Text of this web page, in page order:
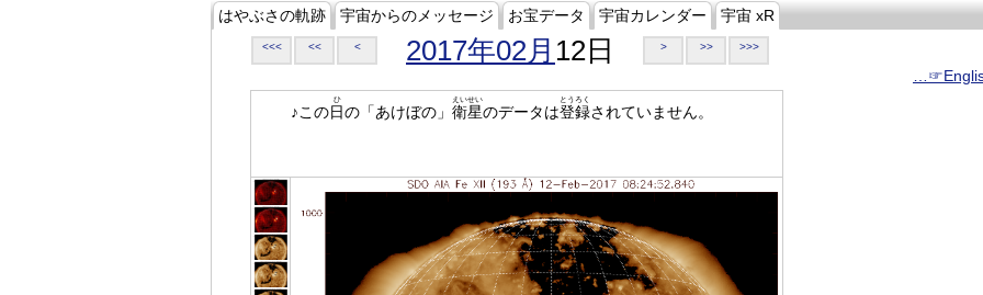
はやぶさの軌跡 宇宙からのメッセージ お宝データ 宇宙カレンダー 宇宙 xR
<<< << < 2017年02月 12日 > >> >>>
♪この日
ひ
の「あけぼの」 衛星
えいせい
のデータは登録
とうろく
されていません。